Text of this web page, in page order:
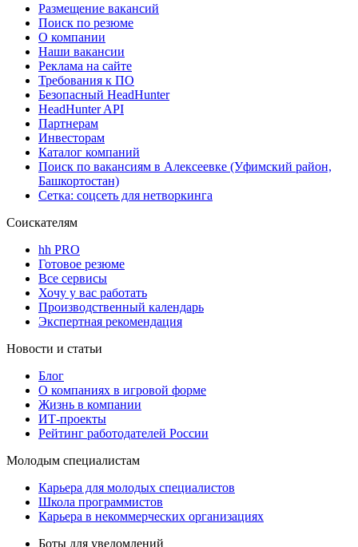
Размещение вакансий
Поиск по резюме
О компании
Наши вакансии
Реклама на сайте
Требования к ПО
Безопасный HeadHunter
HeadHunter API
Партнерам
Инвесторам
Каталог компаний
Поиск по вакансиям в Алексеевке (Уфимский район,
Башкортостан)
Сетка: соцсеть для нетворкинга
Соискателям
hh PRO
Готовое резюме
Все сервисы
Хочу у вас работать
Производственный календарь
Экспертная рекомендация
Новости и статьи
Блог
О компаниях в игровой форме
Жизнь в компании
ИТ-проекты
Рейтинг работодателей России
Молодым специалистам
Карьера для молодых специалистов
Школа программистов
Карьера в некоммерческих организациях
Боты для уведомлений